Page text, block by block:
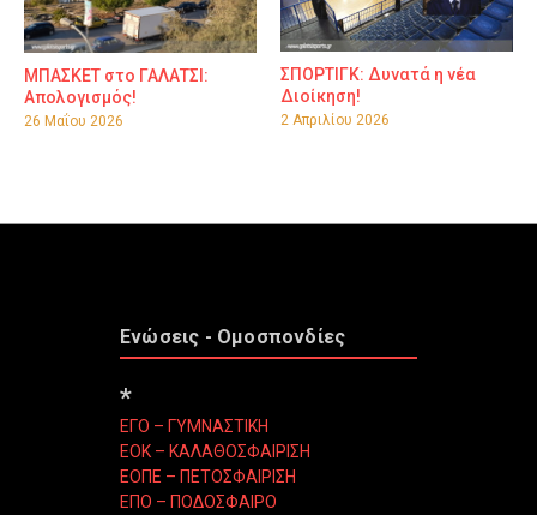
ΜΠΑΣΚΕΤ στο ΓΑΛΑΤΣΙ:
Απολογισμός!
26 Μαΐου 2026
ΣΠΟΡΤΙΓΚ: Δυνατά η νέα
Διοίκηση!
2 Απριλίου 2026
Ενώσεις - Ομοσπονδίες
*
ΕΓΟ – ΓΥΜΝΑΣΤΙΚΗ
ΕΟΚ – ΚΑΛΑΘΟΣΦΑΙΡΙΣΗ
ΕΟΠΕ – ΠΕΤΟΣΦΑΙΡΙΣΗ
ΕΠΟ – ΠΟΔΟΣΦΑΙΡΟ